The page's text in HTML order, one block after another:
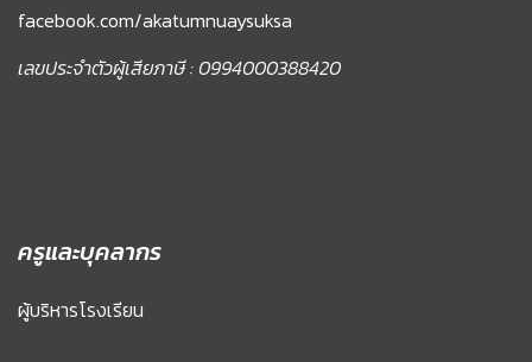
facebook.com/akatumnuaysuksa
เลขประจำตัวผู้เสียภาษี : 0994000388420
ครูและบุคลากร
ผู้บริหารโรงเรียน